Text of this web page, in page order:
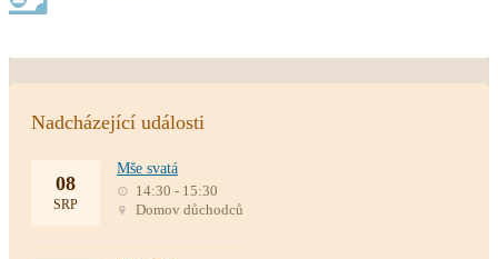
Nadcházející události
08
SRP
Mše svatá
14:30 - 15:30
Domov důchodců